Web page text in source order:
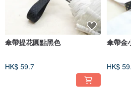
傘帶提花圓點黑色
HK$ 59.7
傘帶金
HK$